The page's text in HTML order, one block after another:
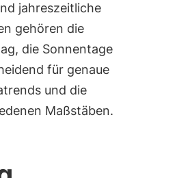
jahreszeitliche
gehören die
die Sonnentage
für genaue
und die
Maßstäben.